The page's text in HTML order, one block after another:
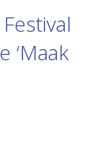
‘Maak